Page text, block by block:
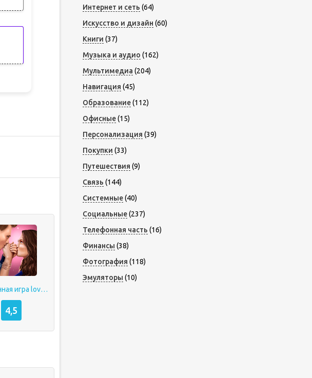
Взломанная игра love choice
4,5
Интернет и сеть (64)
Искусство и дизайн (60)
Книги (37)
Музыка и аудио (162)
Мультимедиа (204)
Навигация (45)
Образование(112)
Офисные(15)
Персонализация (39)
Покупки (33)
Путешествия (9)
Связь (144)
Системные(40)
Социальные(237)
Телефонная часть (16)
Финансы (38)
Фотография (118)
Эмуляторы (10)